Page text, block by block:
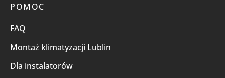
POMOC
FAQ
Montaż klimatyzacji Lublin
Dla instalatorów